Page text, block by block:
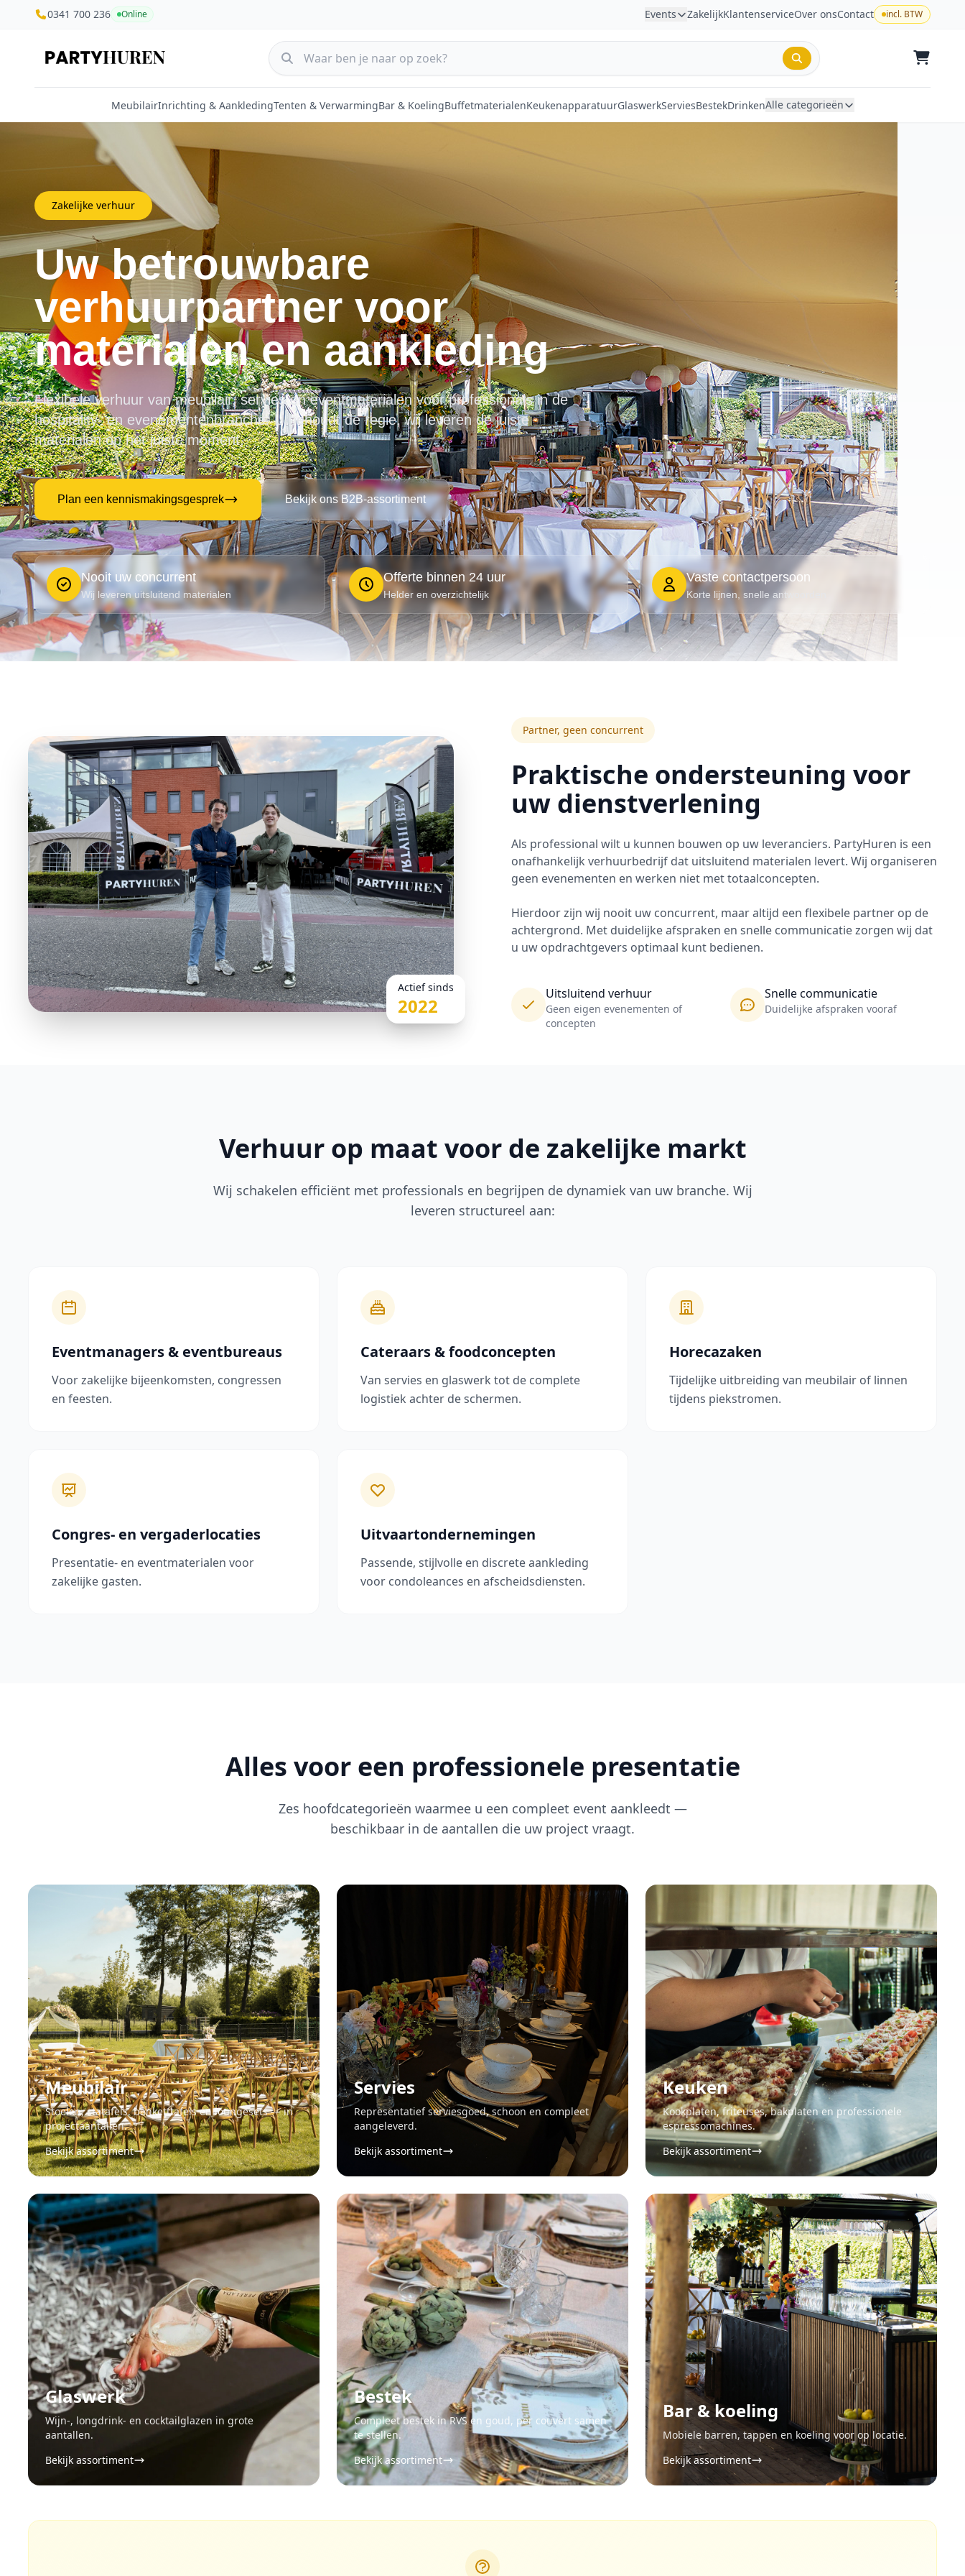
0341 700 236 Online Events ZakelijkKlantenserviceOver onsContact incl. BTW
MeubilairInrichting & AankledingTenten & VerwarmingBar & KoelingBuffetmaterialenKeukenapparatuurGlaswerkServiesBestekDrinkenAlle categorieën
Zakelijke verhuur
Uw betrouwbare
verhuurpartner voor
materialen en aankleding
Flexibele verhuur van meubilair, servies en eventmaterialen voor professionals in de
hospitality- en evenementenbranche. U behoudt de regie, wij leveren de juiste
materialen op het juiste moment.
Plan een kennismakingsgesprek Bekijk ons B2B-assortiment
Nooit uw concurrent
Wij leveren uitsluitend materialen
Offerte binnen 24 uur
Helder en overzichtelijk
Vaste contactpersoon
Korte lijnen, snelle antwoorden
Actief sinds
2022
Partner, geen concurrent
Praktische ondersteuning voor
uw dienstverlening
Als professional wilt u kunnen bouwen op uw leveranciers. PartyHuren is een
onafhankelijk verhuurbedrijf dat uitsluitend materialen levert. Wij organiseren
geen evenementen en werken niet met totaalconcepten.
Hierdoor zijn wij nooit uw concurrent, maar altijd een flexibele partner op de
achtergrond. Met duidelijke afspraken en snelle communicatie zorgen wij dat
u uw opdrachtgevers optimaal kunt bedienen.
Uitsluitend verhuur
Geen eigen evenementen of
concepten
Snelle communicatie
Duidelijke afspraken vooraf
Verhuur op maat voor de zakelijke markt
Wij schakelen efficiënt met professionals en begrijpen de dynamiek van uw branche. Wij
leveren structureel aan:
Eventmanagers & eventbureaus
Voor zakelijke bijeenkomsten, congressen
en feesten.
Cateraars & foodconcepten
Van servies en glaswerk tot de complete
logistiek achter de schermen.
Horecazaken
Tijdelijke uitbreiding van meubilair of linnen
tijdens piekstromen.
Congres- en vergaderlocaties
Presentatie- en eventmaterialen voor
zakelijke gasten.
Uitvaartondernemingen
Passende, stijlvolle en discrete aankleding
voor condoleances en afscheidsdiensten.
Alles voor een professionele presentatie
Zes hoofdcategorieën waarmee u een compleet event aankleedt —
beschikbaar in de aantallen die uw project vraagt.
Meubilair
Stoelen, statafels, banketttafels en loungesets — in
projectaantallen.
Bekijk assortiment
Servies
Representatief serviesgoed, schoon en compleet
aangeleverd.
Bekijk assortiment
Keuken
Kookplaten, friteuses, bakplaten en professionele
espressomachines.
Bekijk assortiment
Glaswerk
Wijn-, longdrink- en cocktailglazen in grote
aantallen.
Bekijk assortiment
Bestek
Compleet bestek in RVS en goud, per couvert samen
te stellen.
Bekijk assortiment
Bar & koeling
Mobiele barren, tappen en koeling voor op locatie.
Bekijk assortiment